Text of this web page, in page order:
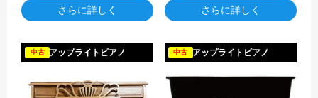
さらに詳しく さらに詳しく
アップライトピアノ
中古 アップライトピアノ
中古